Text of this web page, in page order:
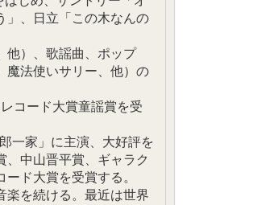
」、日立「この木なんの
他）、歌謡曲、ポップ
魔法使いサリー、他）の
コード大賞童謡賞を受
一家」に主演、大好評を
、中山晋平賞、ギャラク
ド大賞を受賞する。
楽を続ける。最近は世界